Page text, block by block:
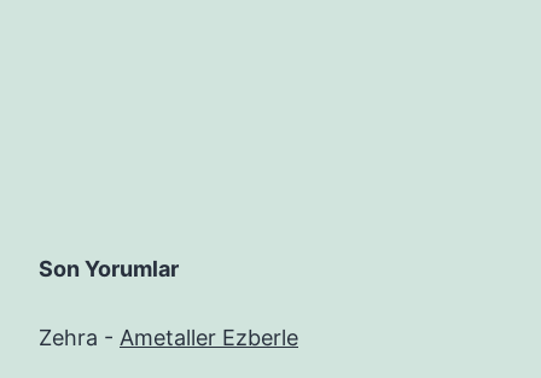
Son Yorumlar
Zehra - Ametaller Ezberle